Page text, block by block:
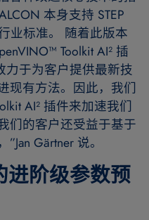
本身支持 STEP
业标准。 随着此版本
Toolkit AI² 插
力于为客户提供最新技
现有方法。因此，我们
AI² 插件来加速我们
们的客户还受益于基于
Gärtner 说。
进阶级参数预